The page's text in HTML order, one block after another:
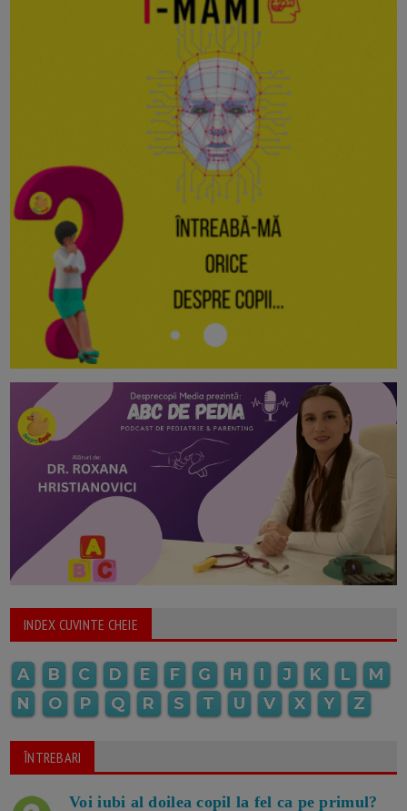
INDEX CUVINTE CHEIE
A B C D E F G H I J K L
M
N
O P Q R S T U V X Y Z
ÎNTREBARI
Voi iubi al doilea copil la fel ca pe primul?